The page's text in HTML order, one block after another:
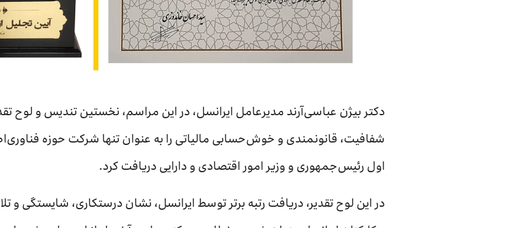
دکتر بیژن عباسی‌آرند مدیرعامل ایرانسل، در این مراسم، نخستین تندیس و لوح
شفافیت، قانونمندی و خوش‌حسابی مالیاتی را به عنوان تنها شرکت حوزه
اول رئیس‌جمهوری و وزیر امور اقتصادی و دارایی دریافت کرد.
در این لوح تقدیر، دریافت رتبه برتر توسط ایرانسل، نشان درستکاری، شایستگی